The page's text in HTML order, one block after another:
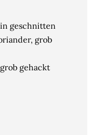
geschnitten
grob
gehackt